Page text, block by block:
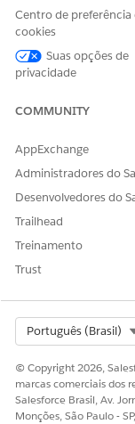
for iniciado, a
pendente de volta
Centro de preferência
cookies
Suas opções de
privacidade
COMMUNITY
AppExchange
Administradores do
Desenvolvedores do
Trailhead
Treinamento
Trust
Português (Brasil)
© Copyright 2026,
marcas comerciais dos
Salesforce Brasil, Av.
Monções, São Paulo -